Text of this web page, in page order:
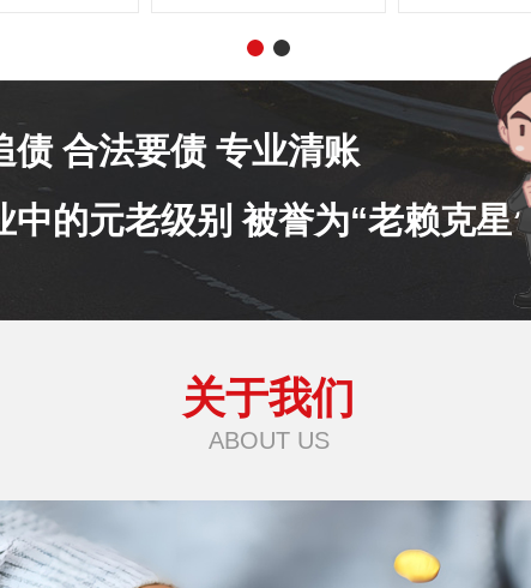
债 合法要债 专业清账
中的元老级别 被誉为“老赖克星”
关于我们
ABOUT US